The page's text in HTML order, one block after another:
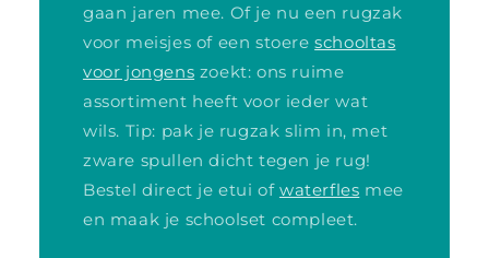
gaan jaren mee. Of je nu een rugzak
voor meisjes of een stoereschooltas
voor jongens zoekt: ons ruime
assortiment heeft voor ieder wat
wils. Tip: pak je rugzak slim in, met
zware spullen dicht tegen je rug!
Bestel direct je etui of waterfles mee
en maak je schoolset compleet.